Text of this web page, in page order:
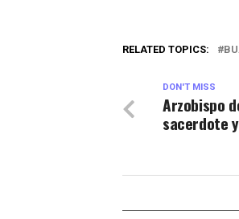
RELATED TOPICS:
DON'T MISS
Arzobispo
sacerdote